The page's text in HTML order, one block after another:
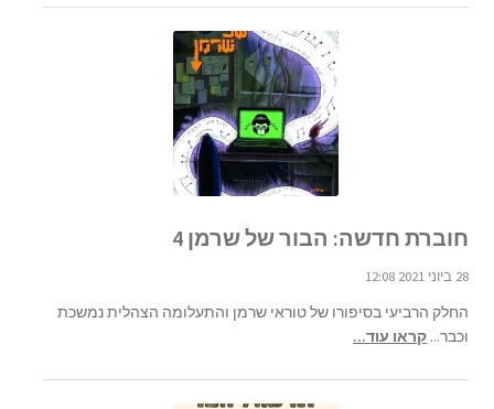
חוברת חדשה: הבור של שרמן 4
28 ביוני 2021 12:08
החלק הרביעי בסיפורו של טוראי שרמן והתעלומה הצהלית נמשכת
וכבר... קראו עוד...